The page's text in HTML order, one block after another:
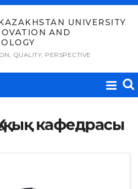
UNIVERSITY
AND
QUALITY, PERSPECTIVE
кафедрасы